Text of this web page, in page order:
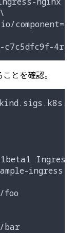
とを確認。
ingress
bar